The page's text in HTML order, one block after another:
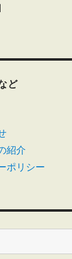
ど
紹介
ポリシー